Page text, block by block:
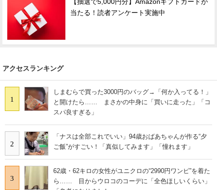
【抽選で5,000円分】Amazonギフトカードが
当たる！読者アンケート実施中
アクセスランキング
1
しまむらで買った3000円のバッグ→「何か入ってる！」
と開けたら…… まさかの中身に「買いに走った」「コ
スパ良すぎる」
2
「ナスは全部これでいい」94歳おばあちゃんが作る“夕
ご飯”がすごい！「真似してみます」「憧れます」
3
62歳・62キロの女性がユニクロの“2990円ワンピ”を着た
ら…… 目からウロコのコーデに「全色ほしいくらい」